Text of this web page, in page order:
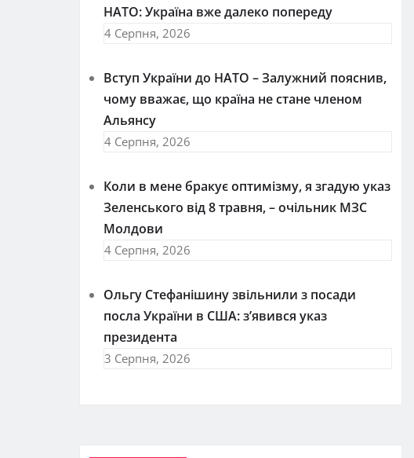
НАТО: Україна вже далеко попереду
4 Серпня, 2026
Вступ України до НАТО – Залужний пояснив,
чому вважає, що країна не стане членом
Альянсу
4 Серпня, 2026
Коли в мене бракує оптимізму, я згадую указ
Зеленського від 8 травня, – очільник МЗС
Молдови
4 Серпня, 2026
Ольгу Стефанішину звільнили з посади
посла України в США: з’явився указ
президента
3 Серпня, 2026